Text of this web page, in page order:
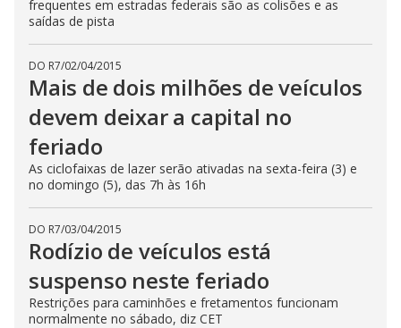
frequentes em estradas federais são as colisões e as
saídas de pista
DO R7/02/04/2015
Mais de dois milhões de veículos
devem deixar a capital no
feriado
As ciclofaixas de lazer serão ativadas na sexta-feira (3) e
no domingo (5), das 7h às 16h
DO R7/03/04/2015
Rodízio de veículos está
suspenso neste feriado
Restrições para caminhões e fretamentos funcionam
normalmente no sábado, diz CET